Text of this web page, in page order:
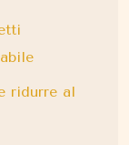
ridurre al